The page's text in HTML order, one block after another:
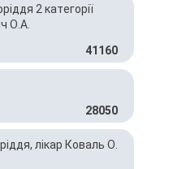
2 категорії
О.А.
41160
28050
лікар Коваль О.